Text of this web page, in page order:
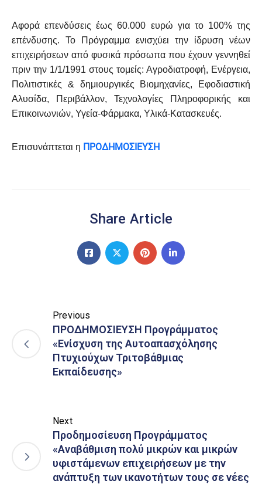
Αφορά επενδύσεις έως 60.000 ευρώ για το 100% της
επένδυσης. Το Πρόγραμμα ενισχύει την ίδρυση νέων
επιχειρήσεων από φυσικά πρόσωπα που έχουν γεννηθεί
πριν την 1/1/1991 στους τομείς: Αγροδιατροφή, Ενέργεια,
Πολιτιστικές & δημιουργικές Βιομηχανίες, Εφοδιαστική
Αλυσίδα, Περιβάλλον, Τεχνολογίες Πληροφορικής και
Επικοινωνιών, Υγεία-Φάρμακα, Υλικά-Κατασκευές.
Επισυνάπτεται η ΠΡΟΔΗΜΟΣΙΕΥΣΗ
Share Article
Previous
ΠΡΟΔΗΜΟΣΙΕΥΣΗ Προγράμματος
«Ενίσχυση της Αυτοαπασχόλησης
Πτυχιούχων Τριτοβάθμιας
Εκπαίδευσης»
Next
Προδημοσίευση Προγράμματος
«Αναβάθμιση πολύ μικρών και μικρών
υφιστάμενων επιχειρήσεων με την
ανάπτυξη των ικανοτήτων τους σε νέες